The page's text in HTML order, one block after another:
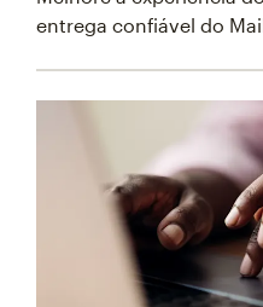
entrega confiável do